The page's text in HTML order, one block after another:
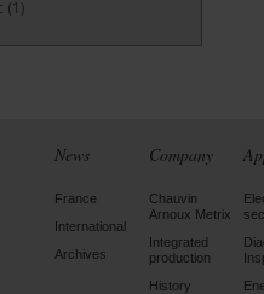
(1)
News
France
International
Archives
Company
Chauvin
Arnoux Metrix
Integrated
production
History